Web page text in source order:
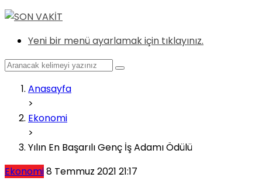
Yeni bir menü ayarlamak için tıklayınız.
Anasayfa
>
Ekonomi
>
Yılın En Başarılı Genç İş Adamı Ödülü
Ekonomi8 Temmuz 2021 21:17